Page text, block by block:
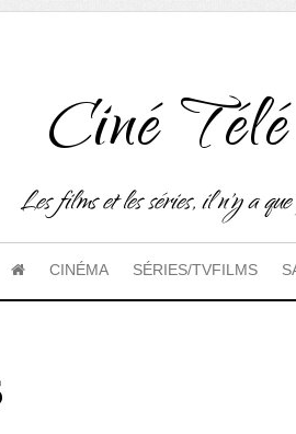
Ciné
Les films et les séries, il n'y a
CINÉMA SÉRIES/TVFILMS